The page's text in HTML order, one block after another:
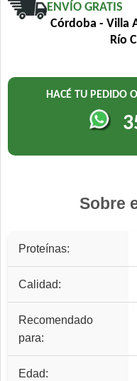
ENVÍO GRATIS
Córdoba - Villa
Río
HACÉ TU PEDIDO
Sobre
Proteínas:
Calidad:
Recomendado
para:
Edad: